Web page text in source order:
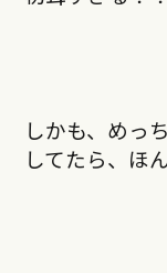
しかも、めっ
してたら、ほ